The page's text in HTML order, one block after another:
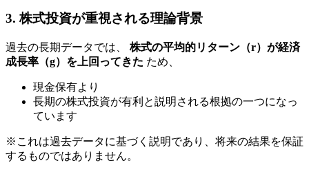
3. 株式投資が重視される理論背景
過去の長期データでは、 株式の平均的リターン（r）が経済
成長率（g）を上回ってきた ため、
現金保有より
長期の株式投資が有利と説明される根拠の一つになっ
ています
※これは過去データに基づく説明であり、将来の結果を保証
するものではありません。